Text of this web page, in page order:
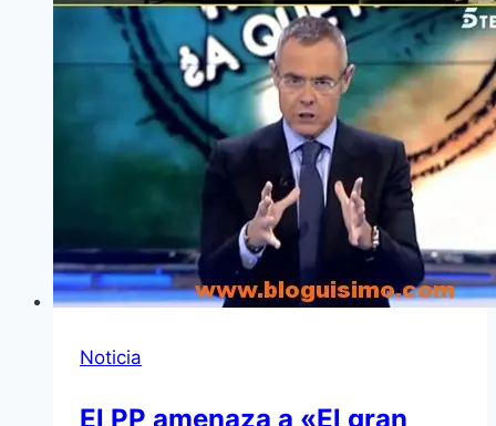
Noticia
El PP amenaza a «El gran